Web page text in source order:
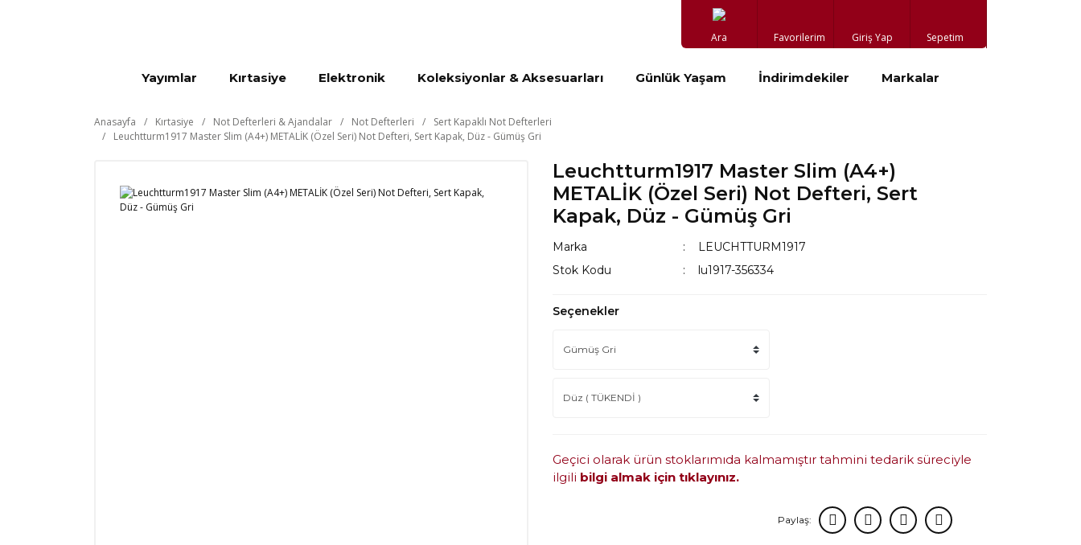
Ara Favorilerim Giriş Yap Sepetim
Yayımlar Kırtasiye Elektronik Koleksiyonlar & Aksesuarları Günlük Yaşam İndirimdekiler Markalar
Anasayfa Kırtasiye Not Defterleri & Ajandalar Not Defterleri
Sert Kapaklı Not Defterleri
Leuchtturm1917 Master Slim (A4+) METALİK (Özel Seri) Not Defteri, Sert Kapak, Düz - Gümüş Gri
Leuchtturm1917 Master Slim (A4+)
METALİK (Özel Seri) Not Defteri, Sert
Kapak, Düz - Gümüş Gri
Marka
LEUCHTTURM1917
Stok Kodu
lu1917-356334
Seçenekler
Geçici olarak ürün stoklarımıda kalmamıştır tahmini tedarik süreciyle
ilgili bilgi almak için tıklayınız.
Paylaş: